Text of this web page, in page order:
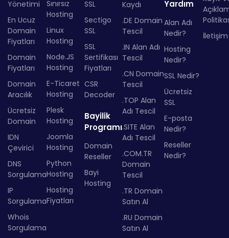
Yönetimi
En Ucuz
Domain
Fiyatları
Domain
Fiyatları
Domain
Aracılık
Ücretsiz
Domain
IDN
Çevirici
DNS
Sorgulama
IP
Sorgulama
Whois
Sorgulama
Sınırsız
Hosting
Linux
Hosting
Node.JS
Hosting
E-Ticaret
Hosting
Plesk
Hosting
Joomla
Hosting
Python
Hosting
Hosting
Fiyatları
SSL
Sectigo
SSL
SSL
Sertifikası
Fiyatları
CSR
Decoder
Bayilik
Programı
Domain
Reseller
Bayi
Hosting
Kaydı
.DE Domain
Tescil
.IN Alan Adı
Tescil
.CN Domain
Tescil
.TOP Alan
Adı Tescil
.SITE Alan
Adı Tescil
.COM.TR
Domain
Tescil
.TR Domain
Satın Al
.RU Domain
Satın Al
Yardım
Alan Adı
Nedir?
Hosting
Nedir?
SSL Nedir?
Ücretsiz
SSL
E-posta
Nedir?
Reseller
Nedir?
İletişim